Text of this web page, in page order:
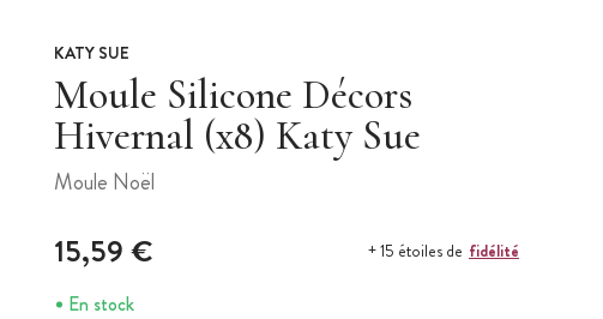
KATY SUE
Moule Silicone Décors
Hivernal (x8) Katy Sue
Moule Noël
15,59 € + 15 étoiles de fidélité
En stock